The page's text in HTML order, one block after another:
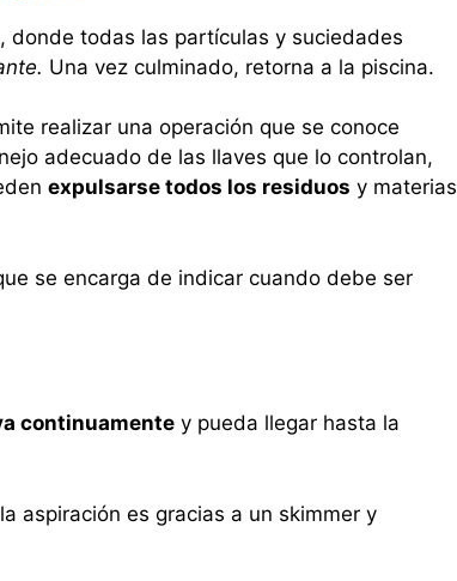
donde todas las partículas y suciedades
Una vez culminado, retorna a la piscina.
realizar una operación que se conoce
adecuado de las llaves que lo controlan,
expulsarse todos los residuos y materias
se encarga de indicar cuando debe ser
continuamente y pueda llegar hasta la
aspiración es gracias a un skimmer y